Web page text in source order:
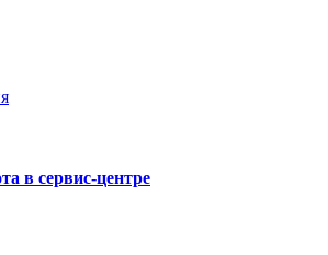
в сервис-центре